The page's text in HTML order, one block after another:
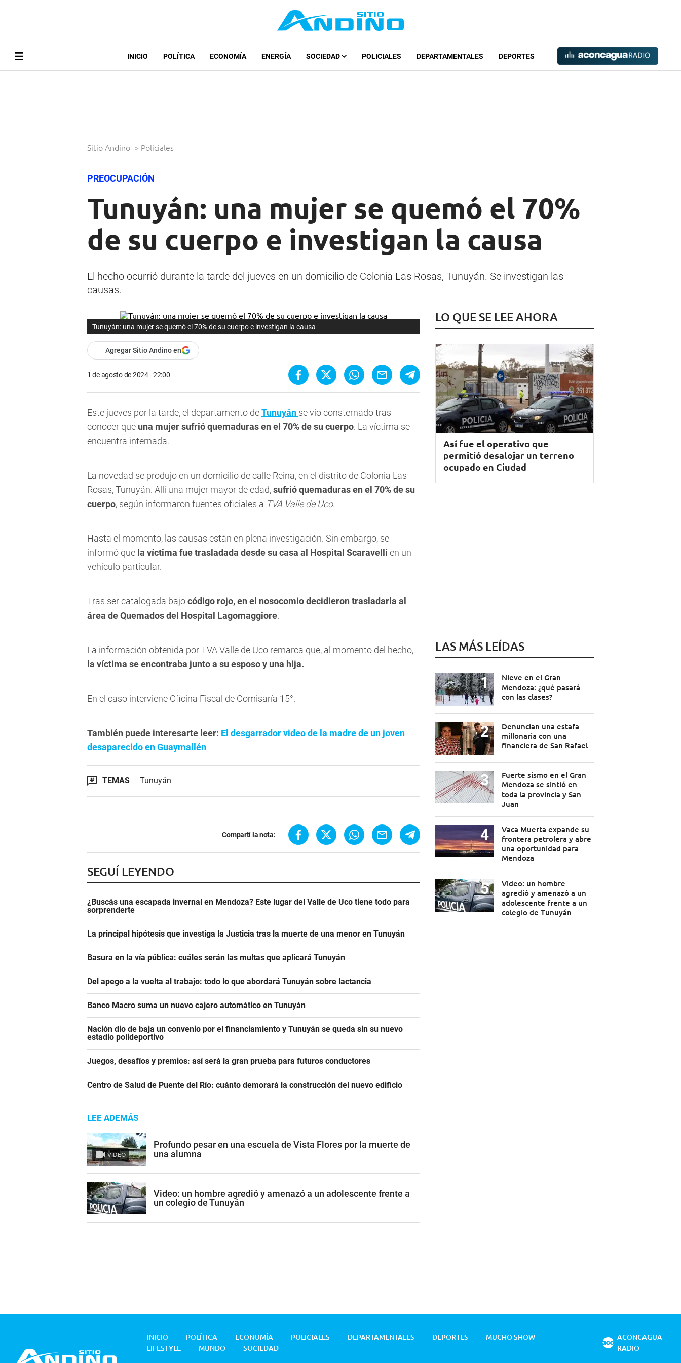
INICIO POLÍTICA ECONOMÍA ENERGÍA SOCIEDAD POLICIALES DEPARTAMENTALES DEPORTES
Sitio Andino > Policiales
PREOCUPACIÓN
Tunuyán: una mujer se quemó el 70%
de su cuerpo e investigan la causa
El hecho ocurrió durante la tarde del jueves en un domicilio de Colonia Las Rosas, Tunuyán. Se investigan las
causas.
Tunuyán: una mujer se quemó el 70% de su cuerpo e investigan la causa
Agregar Sitio Andino en
1 de agosto de 2024 - 22:00
Este jueves por la tarde, el departamento deTunuyán se vio consternado tras
conocer que una mujer sufrió quemaduras en el 70% de su cuerpo. La víctima se
encuentra internada.
La novedad se produjo en un domicilio de calle Reina, en el distrito de Colonia Las
Rosas, Tunuyán. Allí una mujer mayor de edad,sufrió quemaduras en el 70% de su
cuerpo, según informaron fuentes oficiales a TVA Valle de Uco.
Hasta el momento, las causas están en plena investigación. Sin embargo, se
informó que la víctima fue trasladada desde su casa al Hospital Scaravelli en un
vehículo particular.
Tras ser catalogada bajocódigo rojo, en el nosocomio decidieron trasladarla al
área de Quemados del Hospital Lagomaggiore.
La información obtenida por TVA Valle de Uco remarca que, al momento del hecho,
la víctima se encontraba junto a su esposo y una hija.
En el caso interviene Oficina Fiscal de Comisaría 15°.
También puede interesarte leer: El desgarrador video de la madre de un joven
desaparecido en Guaymallén
TEMAS Tunuyán
Compartí la nota:
SEGUÍ LEYENDO
¿Buscás una escapada invernal en Mendoza? Este lugar del Valle de Uco tiene todo para
sorprenderte
La principal hipótesis que investiga la Justicia tras la muerte de una menor en Tunuyán
Basura en la vía pública: cuáles serán las multas que aplicará Tunuyán
Del apego a la vuelta al trabajo: todo lo que abordará Tunuyán sobre lactancia
Banco Macro suma un nuevo cajero automático en Tunuyán
Nación dio de baja un convenio por el financiamiento y Tunuyán se queda sin su nuevo
estadio polideportivo
Juegos, desafíos y premios: así será la gran prueba para futuros conductores
Centro de Salud de Puente del Río: cuánto demorará la construcción del nuevo edificio
LEE ADEMÁS
VIDEO
Profundo pesar en una escuela de Vista Flores por la muerte de
una alumna
Video: un hombre agredió y amenazó a un adolescente frente a
un colegio de Tunuyán
LO QUE SE LEE AHORA
Así fue el operativo que
permitió desalojar un terreno
ocupado en Ciudad
LAS MÁS LEÍDAS
Nieve en el Gran
Mendoza: ¿qué pasará
con las clases?
Denuncian una estafa
millonaria con una
financiera de San Rafael
Fuerte sismo en el Gran
Mendoza se sintió en
toda la provincia y San
Juan
Vaca Muerta expande su
frontera petrolera y abre
una oportunidad para
Mendoza
Video: un hombre
agredió y amenazó a un
adolescente frente a un
colegio de Tunuyán
INICIO POLÍTICA ECONOMÍA POLICIALES DEPARTAMENTALES DEPORTES
MUCHO SHOW
LIFESTYLE
MUNDO SOCIEDAD
ACONCAGUA
RADIO